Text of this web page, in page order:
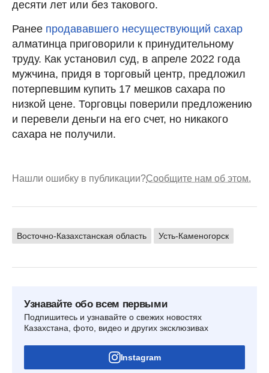
десяти лет или без такового.
Ранее продававшего несуществующий сахар
алматинца приговорили к принудительному
труду. Как установил суд, в апреле 2022 года
мужчина, придя в торговый центр, предложил
потерпевшим купить 17 мешков сахара по
низкой цене. Торговцы поверили предложению
и перевели деньги на его счет, но никакого
сахара не получили.
Нашли ошибку в публикации?Сообщите нам об этом.
Восточно-Казахстанская область Усть-Каменогорск
Узнавайте обо всем первыми
Подпишитесь и узнавайте о свежих новостях
Казахстана, фото, видео и других эксклюзивах
Instagram